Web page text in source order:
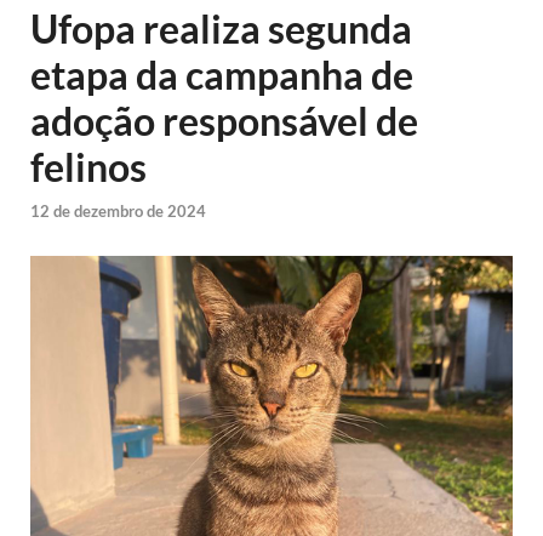
Ufopa realiza segunda
etapa da campanha de
adoção responsável de
felinos
12 de dezembro de 2024